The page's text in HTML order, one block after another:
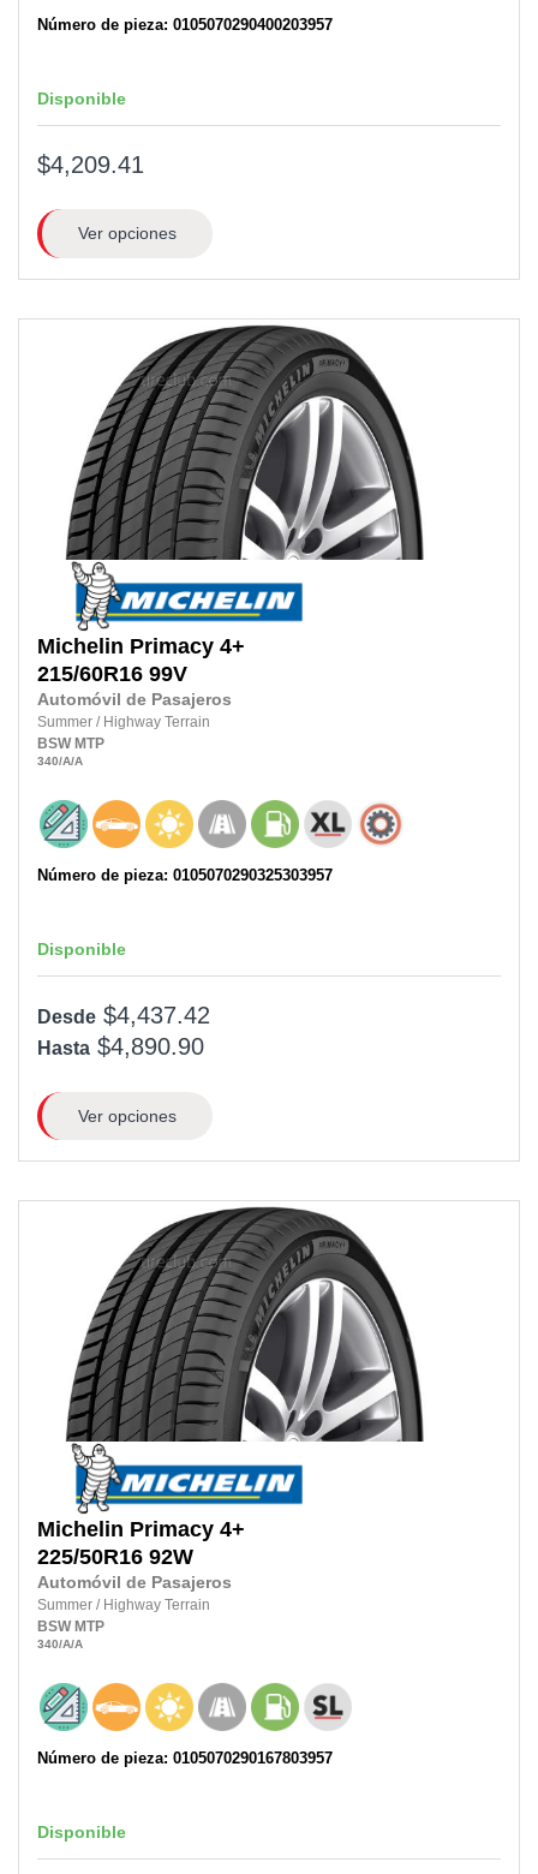
Número de pieza: 0105070290400203957
Disponible
$4,209.41
Ver opciones
Michelin Primacy 4+
215/60R16 99V
Automóvil de Pasajeros
Summer / Highway Terrain
BSW MTP
340/A/A
Número de pieza: 0105070290325303957
Disponible
Desde $4,437.42
Hasta $4,890.90
Ver opciones
Michelin Primacy 4+
225/50R16 92W
Automóvil de Pasajeros
Summer / Highway Terrain
BSW MTP
340/A/A
Número de pieza: 0105070290167803957
Disponible